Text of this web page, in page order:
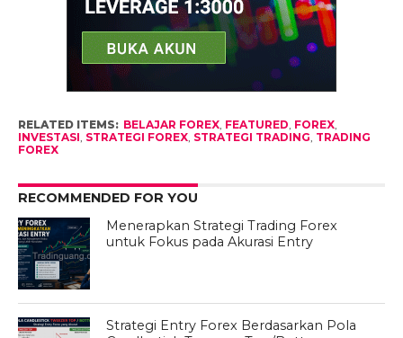
RELATED ITEMS: BELAJAR FOREX, FEATURED FOREX,
INVESTASI STRATEGI FOREX, STRATEGI TRADING TRADING
FOREX
RECOMMENDED FOR YOU
Menerapkan Strategi Trading Forex
untuk Fokus pada Akurasi Entry
Strategi Entry Forex Berdasarkan Pola